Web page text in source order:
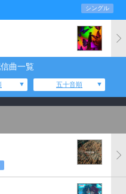
シングル
曲一覧
五十音順